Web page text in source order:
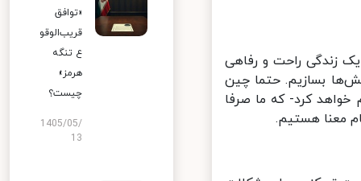
زندگی راحت و رفاهی
بسازیم. حتما چین
کرد- که ما صرفا
معنا هستیم.
«توافق
قریب‌الوقو
ع تنگه
هرمز»
چیست؟
1405/05/
13